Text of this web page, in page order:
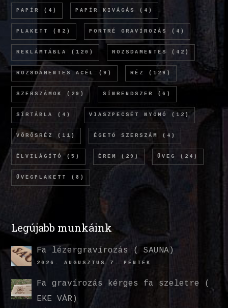
PAPÍR (4) PAPÍR KIVÁGÁS (4)
PLAKETT (82) PORTRÉ GRAVÍROZÁS (4)
REKLÁMTÁBLA (120) ROZSDAMENTES (42)
ROZSDAMENTES ACÉL (9) RÉZ (129)
SZERSZÁMOK (29) SÍNRENDSZER (6)
SÍRTÁBLA (4) VIASZPECSÉT NYOMÓ (12)
VÖRÖSRÉZ (11) ÉGETŐ SZERSZÁM (4)
ÉLVILÁGÍTÓ (5) ÉREM (29) ÜVEG (24)
ÜVEGPLAKETT (8)
Legújabb munkáink
Fa lézergravírozás ( SAUNA)
2026. AUGUSZTUS 7. PÉNTEK
Fa gravírozás kérges fa szeletre (
EKE VÁR)